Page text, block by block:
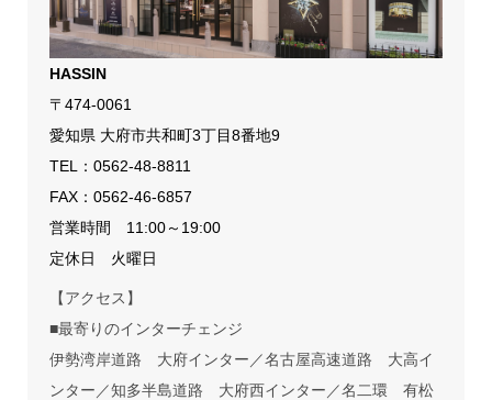
HASSIN
〒474-0061
愛知県 大府市共和町3丁目8番地9
TEL： 0562-48-8811
FAX：0562-46-6857
営業時間 11:00～19:00
定休日 火曜日
【アクセス】
■最寄りのインターチェンジ
伊勢湾岸道路 大府インター／名古屋高速道路 大高イ
ンター／知多半島道路 大府西インター／名二環 有松